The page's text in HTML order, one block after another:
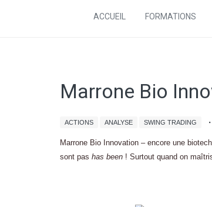
ACCUEIL FORMATIONS
Marrone Bio
ACTIONS ANALYSE SWING TRADING
Marrone Bio Innovation – encore une
sont pas has been ! Surtout quand on